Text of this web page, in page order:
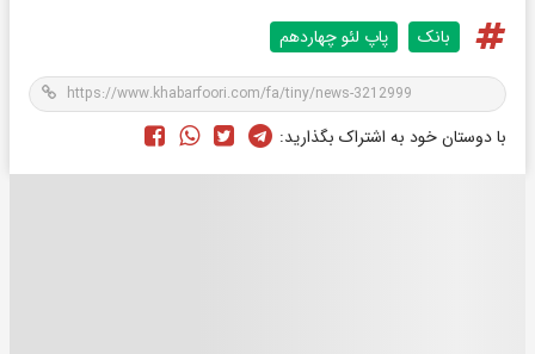
بانک پاپ لئو چهاردهم
با دوستان خود به اشتراک بگذارید: